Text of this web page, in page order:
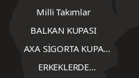
Milli Takımlar
BALKAN KUPASI
AXA SİGORTA KUPA
ERKEKLERDE